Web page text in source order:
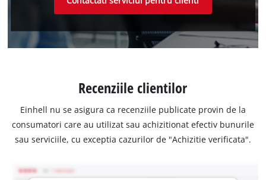
Recenziile clientilor
Einhell nu se asigura ca recenziile publicate provin de la
consumatori care au utilizat sau achizitionat efectiv bunurile
sau serviciile, cu exceptia cazurilor de "Achizitie verificata".